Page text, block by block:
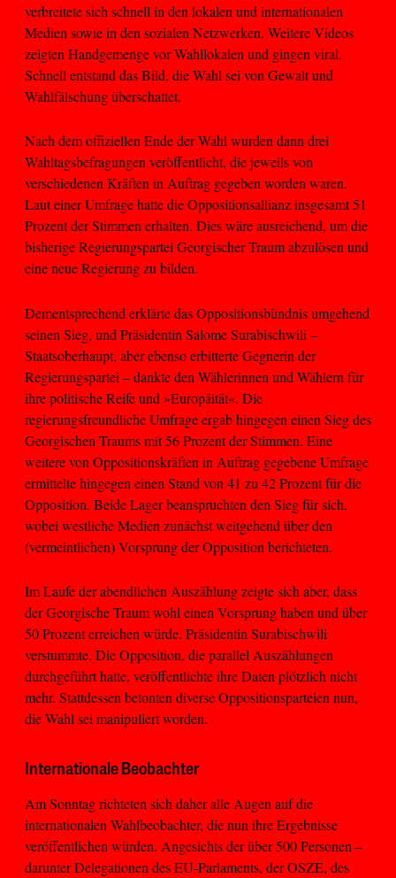
verbreitete sich schnell in den lokalen und internationalen
Medien sowie in den sozialen Netzwerken. Weitere Videos
zeigten Handgemenge vor Wahllokalen und gingen viral.
Schnell entstand das Bild, die Wahl sei von Gewalt und
Wahlfälschung überschattet.
Nach dem offiziellen Ende der Wahl wurden dann drei
Wahltagsbefragungen veröffentlicht, die jeweils von
verschiedenen Kräften in Auftrag gegeben worden waren.
Laut einer Umfrage hatte die Oppositionsallianz insgesamt 51
Prozent der Stimmen erhalten. Dies wäre ausreichend, um die
bisherige Regierungspartei Georgischer Traum abzulösen und
eine neue Regierung zu bilden.
Dementsprechend erklärte das Oppositionsbündnis umgehend
seinen Sieg, und Präsidentin Salome Surabischwili –
Staatsoberhaupt, aber ebenso erbitterte Gegnerin der
Regierungspartei – dankte den Wählerinnen und Wählern für
ihre politische Reife und »Europäität«. Die
regierungsfreundliche Umfrage ergab hingegen einen Sieg des
Georgischen Traums mit 56 Prozent der Stimmen. Eine
weitere von Oppositionskräften in Auftrag gegebene Umfrage
ermittelte hingegen einen Stand von 41 zu 42 Prozent für die
Opposition. Beide Lager beanspruchten den Sieg für sich,
wobei westliche Medien zunächst weitgehend über den
(vermeintlichen) Vorsprung der Opposition berichteten.
Im Laufe der abendlichen Auszählung zeigte sich aber, dass
der Georgische Traum wohl einen Vorsprung haben und über
50 Prozent erreichen würde. Präsidentin Surabischwili
verstummte. Die Opposition, die parallel Auszählungen
durchgeführt hatte, veröffentlichte ihre Daten plötzlich nicht
mehr. Stattdessen betonten diverse Oppositionsparteien nun,
die Wahl sei manipuliert worden.
Internationale Beobachter
Am Sonntag richteten sich daher alle Augen auf die
internationalen Wahlbeobachter, die nun ihre Ergebnisse
veröffentlichen würden. Angesichts der über 500 Personen –
darunter Delegationen des EU-Parlaments, der OSZE, des